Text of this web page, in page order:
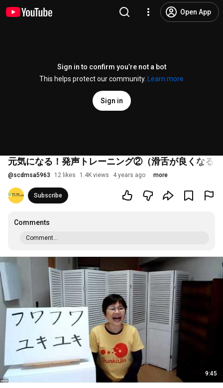
Open App
Sign in to confirm you’re not a bot
This helps protect our community.
Learn more
Sign in
元気になる！発声トレーニング②（滑舌が良くなる
@scdmsa5963 12 likes 1.4K views 4 years ago more
Subscribe
Comments
Comment...
9:45